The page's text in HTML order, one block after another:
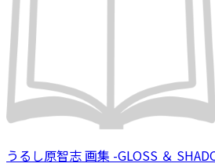
うるし原智志 画集 -GLOSS ＆